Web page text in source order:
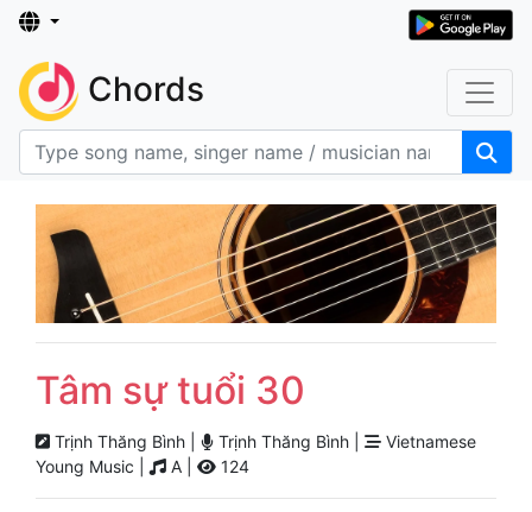
Chords
Tâm sự tuổi 30
Trịnh Thăng Bình | Trịnh Thăng Bình |
Vietnamese
Young Music |
A | 124